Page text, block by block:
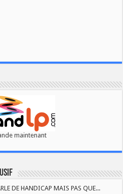
maintenant
DE HANDICAP MAIS PAS QUE...